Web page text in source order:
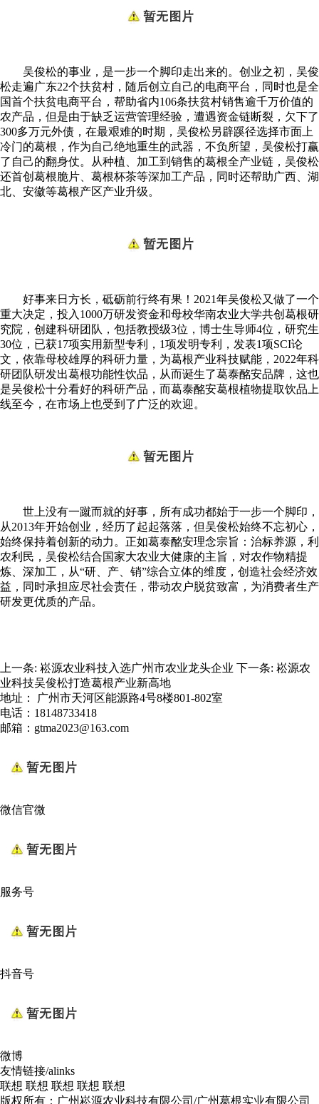
吴俊松的事业，是一步一个脚印走出来的。创业之初，吴俊
松走遍广东22个扶贫村，随后创立自己的电商平台，同时也是全
国首个扶贫电商平台，帮助省内106条扶贫村销售逾千万价值的
农产品，但是由于缺乏运营管理经验，遭遇资金链断裂，欠下了
300多万元外债，在最艰难的时期，吴俊松另辟蹊径选择市面上
冷门的葛根，作为自己绝地重生的武器，不负所望，吴俊松打赢
了自己的翻身仗。从种植、加工到销售的葛根全产业链，吴俊松
还首创葛根脆片、葛根杯茶等深加工产品，同时还帮助广西、湖
北、安徽等葛根产区产业升级。
好事来日方长，砥砺前行终有果！2021年吴俊松又做了一个
重大决定，投入1000万研发资金和母校华南农业大学共创葛根研
究院，创建科研团队，包括教授级3位，博士生导师4位，研究生
30位，已获17项实用新型专利，1项发明专利，发表1项SCI论
文，依靠母校雄厚的科研力量，为葛根产业科技赋能，2022年科
研团队研发出葛根功能性饮品，从而诞生了葛泰酩安品牌，这也
是吴俊松十分看好的科研产品，而葛泰酩安葛根植物提取饮品上
线至今，在市场上也受到了广泛的欢迎。
世上没有一蹴而就的好事，所有成功都始于一步一个脚印，
从2013年开始创业，经历了起起落落，但吴俊松始终不忘初心，
始终保持着创新的动力。正如葛泰酩安理念宗旨：治标养源，利
农利民，吴俊松结合国家大农业大健康的主旨，对农作物精提
炼、深加工，从“研、产、销”综合立体的维度，创造社会经济效
益，同时承担应尽社会责任，带动农户脱贫致富，为消费者生产
研发更优质的产品。
上一条: 崧源农业科技入选广州市农业龙头企业 下一条: 崧源农
业科技吴俊松打造葛根产业新高地
地址： 广州市天河区能源路4号8楼801-802室
电话：18148733418
邮箱：gtma2023@163.com
微信官微
服务号
抖音号
微博
友情链接/alinks
联想 联想 联想 联想 联想
版权所有：广州崧源农业科技有限公司/广州葛根实业有限公司